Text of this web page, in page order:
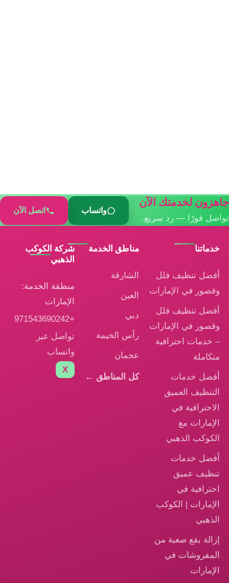
جاهزون لخدمتك الآن
تواصل فورًا — رد سريع.
واتساب اتصل الآن
خدماتنا
أفضل تنظيف فلل
وقصور في الإمارات
أفضل تنظيف فلل
وقصور في الإمارات
– خدمات احترافية
متكاملة
أفضل خدمات
التنظيف العميق
الاحترافية في
الإمارات مع
الكوكب الذهبي
أفضل خدمات
تنظيف عميق
احترافية في
الإمارات | الكوكب
الذهبي
إزالة بقع صعبة من
المفروشات في
الإمارات
مناطق الخدمة
الشارقة
العين
دبي
رأس الخيمة
عجمان
كل المناطق ←
شركة الكوكب
الذهبي
منطقة الخدمة:
الإمارات
+971543690242
تواصل عبر
واتساب
X